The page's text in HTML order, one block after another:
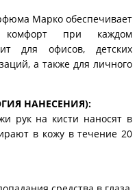
Марко обеспечивает
комфорт при каждом
для офисов, детских
а также для личного
НАНЕСЕНИЯ):
рук на кисти наносят в
в кожу в течение 20